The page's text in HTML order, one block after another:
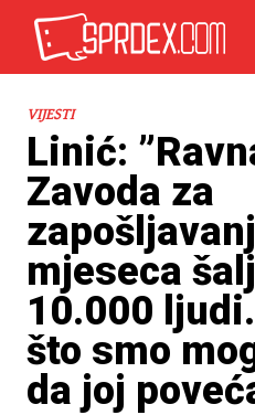
VIJESTI
Linić:
Zavoda za
mjeseca
10.000
što smo
da joj